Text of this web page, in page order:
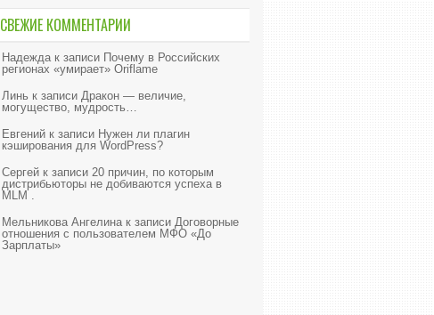
СВЕЖИЕ КОММЕНТАРИИ
Надеждак записи Почему в Российских
регионах «умирает» Oriflame
Линь к записи Дракон — величие,
могущество, мудрость…
Евгений к записи Нужен ли плагин
кэширования для WordPress?
Сергей к записи 20 причин, по которым
дистрибьюторы не добиваются успеха в
MLM .
Мельникова Ангелинак записи Договорные
отношения с пользователем МФО «До
Зарплаты»